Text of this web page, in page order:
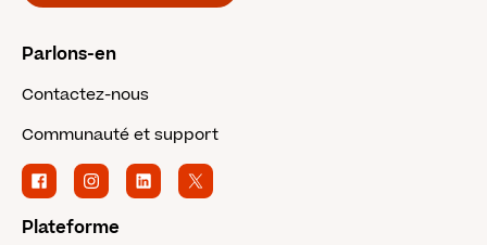
Parlons-en
Contactez-nous
Communauté et support
Plateforme